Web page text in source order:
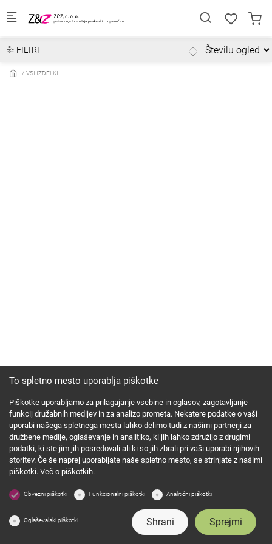
FILTRI
VSI IZDELKI
To spletno mesto uporablja piškotke
Piškotke uporabljamo za prilagajanje vsebine in oglasov, zagotavljanje
funkcij družabnih medijev in za analizo prometa. Nekatere podatke o vaši
uporabi našega spletnega mesta lahko delimo tudi z našimi partnerji za
družbene medije, oglaševanje in analitiko, ki jih lahko združijo z drugimi
podatki, ki ste jim jih posredovali ali ki so jih zbrali pri vaši uporabi njihovih
storitev. Če še naprej uporabljate naše spletno mesto, se strinjate z našimi
piškotki. Več o piškotkih.
Obvezni piškotki Funkcionalni piškotki Analitični piškotki
Oglaševalski piškotki Sprejmi
Shrani